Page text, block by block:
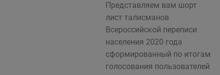
Представляем вам шорт
лист талисманов
Всероссийской переписи
населения 2020 года
сформированный по итогам
голосования пользователей